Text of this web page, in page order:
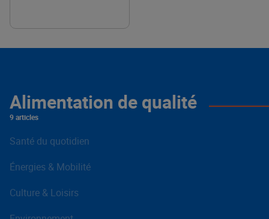
Alimentation de qualité
9 articles
Santé du quotidien
Énergies & Mobilité
Culture & Loisirs